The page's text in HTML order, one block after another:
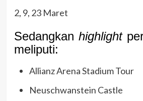
2, 9, 23 Maret
Sedangkan highlight
meliputi:
Allianz Arena Stadium Tour
Neuschwanstein Castle